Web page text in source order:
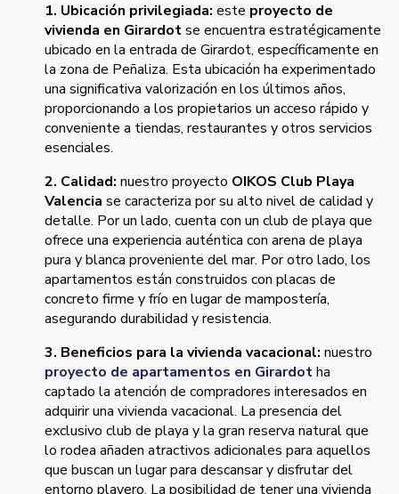
1. Ubicación privilegiada: este proyecto de
vivienda en Girardotse encuentra estratégicamente
ubicado en la entrada de Girardot, específicamente en
la zona de Peñaliza. Esta ubicación ha experimentado
una significativa valorización en los últimos años,
proporcionando a los propietarios un acceso rápido y
conveniente a tiendas, restaurantes y otros servicios
esenciales.
2. Calidad: nuestro proyecto OIKOS Club Playa
Valencia se caracteriza por su alto nivel de calidad y
detalle. Por un lado, cuenta con un club de playa que
ofrece una experiencia auténtica con arena de playa
pura y blanca proveniente del mar. Por otro lado, los
apartamentos están construidos con placas de
concreto firme y frío en lugar de mampostería,
asegurando durabilidad y resistencia.
3. Beneficios para la vivienda vacacional: nuestro
proyecto de apartamentos en Girardotha
captado la atención de compradores interesados en
adquirir una vivienda vacacional. La presencia del
exclusivo club de playa y la gran reserva natural que
lo rodea añaden atractivos adicionales para aquellos
que buscan un lugar para descansar y disfrutar del
entorno playero. La posibilidad de tener una vivienda